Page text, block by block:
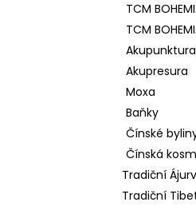
TCM
TCM
Akupresura
Moxa
Baňky
Čínské
Čínská
Tradiční
Tradiční